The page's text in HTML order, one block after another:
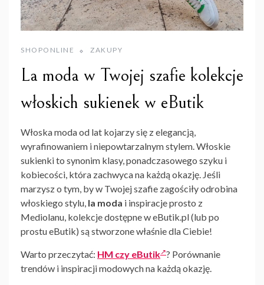
SHOPONLINE ZAKUPY
La moda w Twojej szafie kolekcje
włoskich sukienek w eButik
Włoska moda od lat kojarzy się z elegancją,
wyrafinowaniem i niepowtarzalnym stylem. Włoskie
sukienki to synonim klasy, ponadczasowego szyku i
kobiecości, która zachwyca na każdą okazję. Jeśli
marzysz o tym, by w Twojej szafie zagościły odrobina
włoskiego stylu, la moda i inspiracje prosto z
Mediolanu, kolekcje dostępne w eButik.pl (lub po
prostu eButik) są stworzone właśnie dla Ciebie!
Warto przeczytać: HM czy eButik ? Porównanie
trendów i inspiracji modowych na każdą okazję.